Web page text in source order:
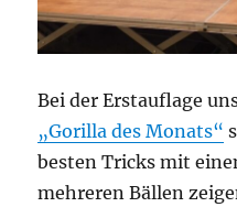
Bei der Erstauflage
„Gorilla des Monats“
besten Tricks mit
mehreren Bällen